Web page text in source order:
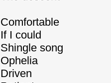
Comfortable
If I could
Shingle song
Ophelia
Driven